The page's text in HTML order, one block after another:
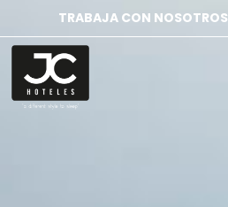
TRABAJA CON NOSOTROS